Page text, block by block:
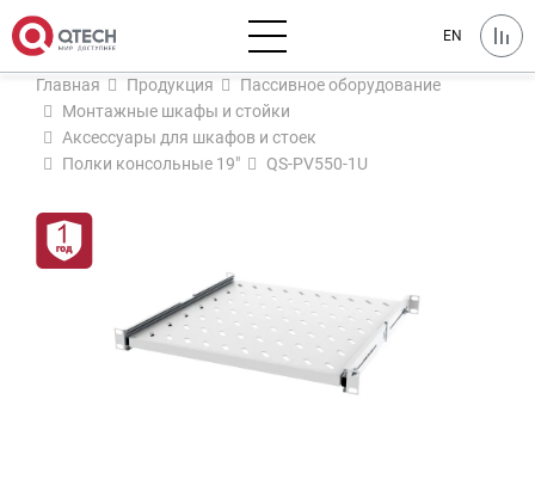
EN
Главная Продукция
Пассивное оборудование
Монтажные шкафы и стойки
Аксессуары для шкафов и стоек
Полки консольные 19"
QS-PV550-1U